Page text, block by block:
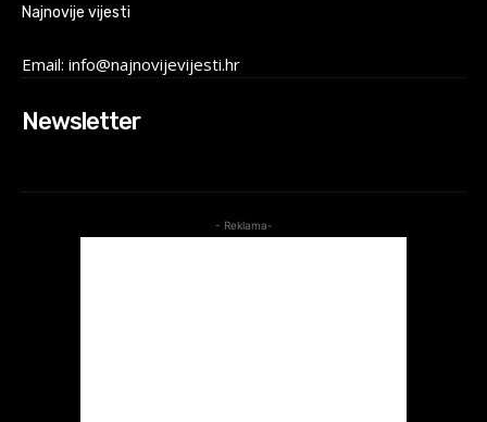
Najnovije vijesti
Email: info@najnovijevijesti.hr
Newsletter
- Reklama-